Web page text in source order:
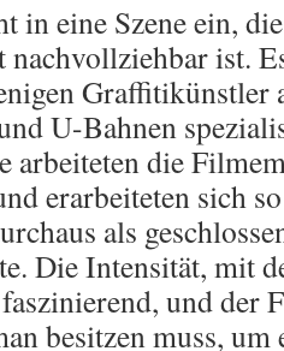
in eine Szene ein,
ist.
Graffitikünstler
U-Bahnen
arbeiteten die
erarbeiteten sich
als
Die Intensität, mit
und der
besitzen muss, um